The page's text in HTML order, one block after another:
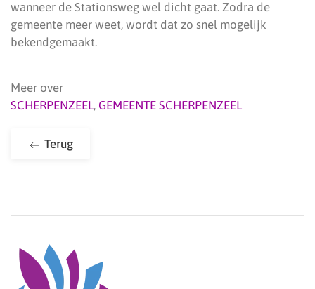
wanneer de Stationsweg wel dicht gaat. Zodra de
gemeente meer weet, wordt dat zo snel mogelijk
bekendgemaakt.
Meer over
SCHERPENZEEL, GEMEENTE SCHERPENZEEL
Terug